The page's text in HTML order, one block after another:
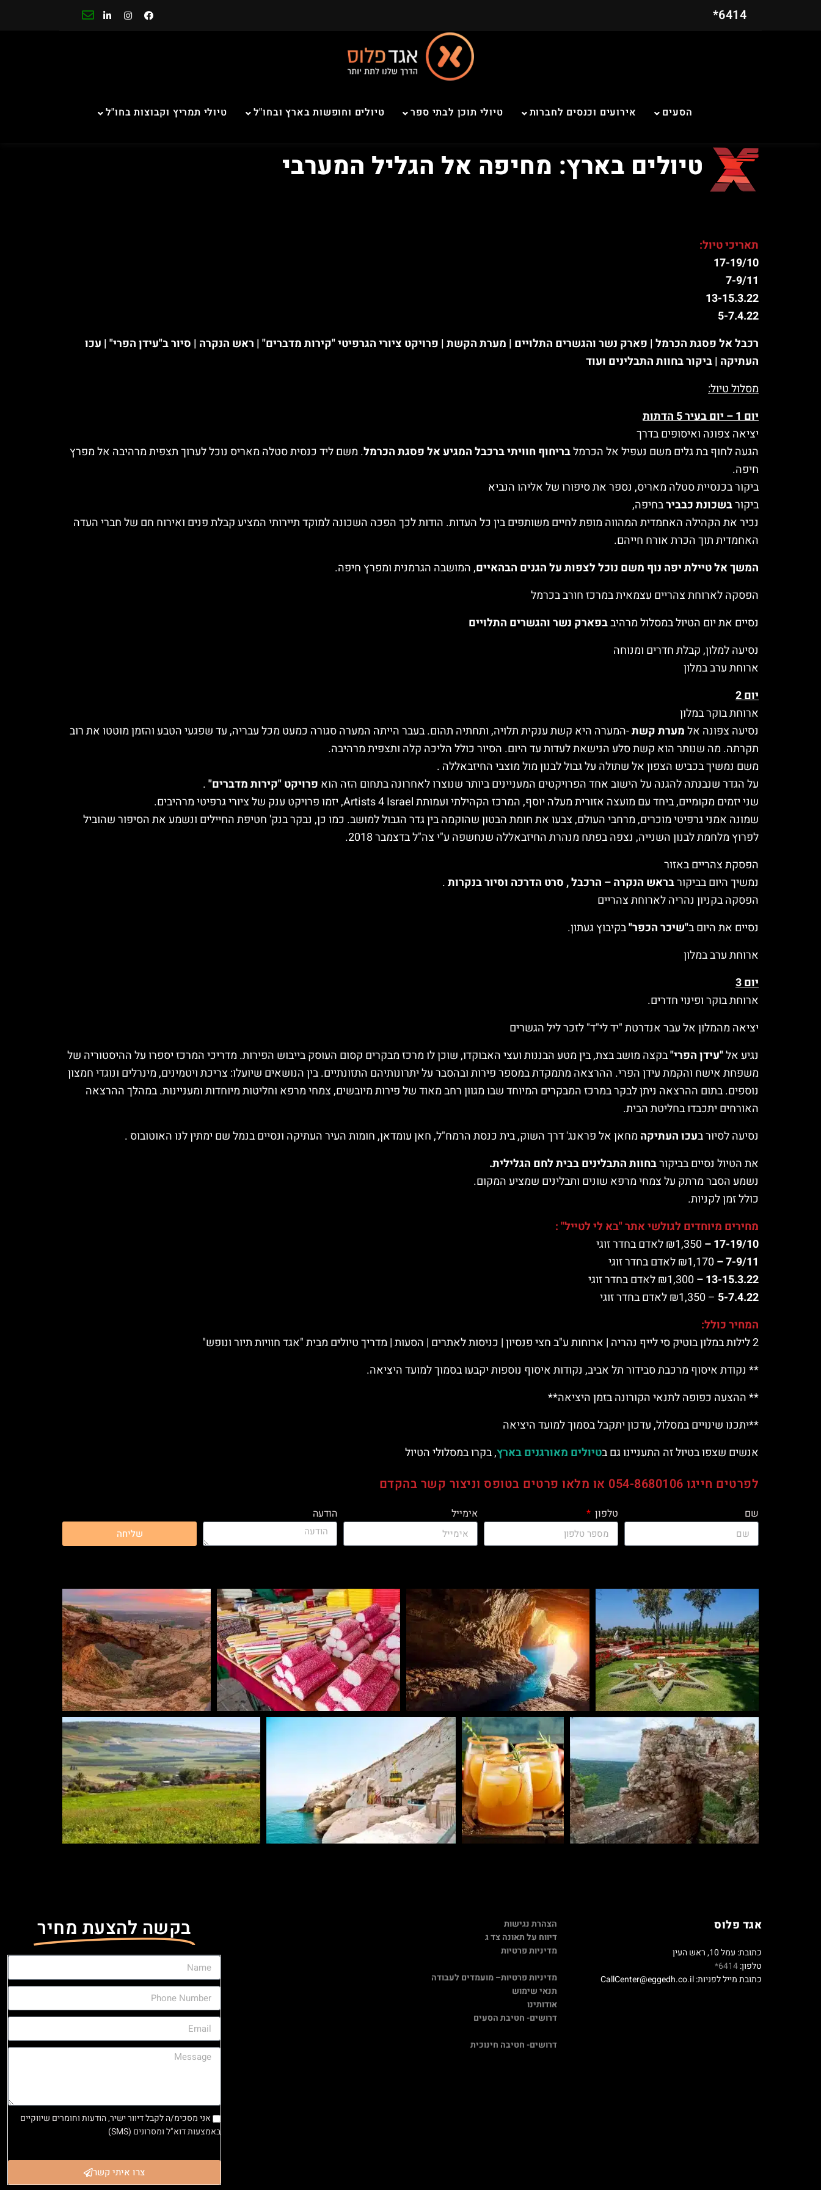
6414*
הסעים אירועים וכנסים לחברות טיולי תוכן לבתי ספר טיולים וחופשות בארץ ובחו"ל טיולי תמריץ וקבוצות בחו"ל
טיולים בארץ: מחיפה אל הגליל המערבי
תאריכי טיול:
17-19/10
7-9/11
13-15.3.22
5-7.4.22
רכבל אל פסגת הכרמל | פארק נשר והגשרים התלויים | מערת הקשת | פרויקט ציורי הגרפיטי "קירות מדברים" | ראש הנקרה | סיור ב"עידן הפרי" | עכו
העתיקה | ביקור בחוות התבלינים ועוד
מסלול טיול:
יום 1 – יום בעיר 5 הדתות
יציאה צפונה ואיסופים בדרך
הגעה לחוף בת גלים משם נעפיל אל הכרמלבריחוף חוויתי ברכבל המגיע אל פסגת הכרמל. משם ליד כנסית סטלה מאריס נוכל לערוך תצפית מרהיבה אל מפרץ
חיפה.
ביקור בכנסיית סטלה מאריס, נספר את סיפורו של אליהו הנביא
ביקורבשכונת כבבירבחיפה,
נכיר את הקהילה האחמדית המהווה מופת לחיים משותפים בין כל העדות. הודות לכך הפכה השכונה למוקד תיירותי המציע קבלת פנים ואירוח חם של חברי העדה
האחמדית תוך הכרת אורח חייהם.
המשך אל טיילת יפה נוף משם נוכל לצפות על הגנים הבהאיים, המושבה הגרמנית ומפרץ חיפה.
הפסקה לארוחת צהריים עצמאית במרכז חורב בכרמל
נסיים את יום הטיול במסלול מרהיבבפארק נשר והגשרים התלויים
נסיעה למלון, קבלת חדרים ומנוחה
ארוחת ערב במלון
יום 2
ארוחת בוקר במלון
נסיעה צפונה אלמערת קשת-המערה היא קשת ענקית תלויה, ותחתיה תהום. בעבר הייתה המערה סגורה כמעט מכל עבריה, עד שפגעי הטבע והזמן מוטטו את רוב
תקרתה. מה שנותר הוא קשת סלע הנישאת לעדות עד היום. הסיור כולל הליכה קלה ותצפית מרהיבה.
משם נמשיך בכביש הצפון אל שתולה על גבול לבנון מול מוצבי החיזבאללה .
על הגדר שנבנתה להגנה על הישוב אחד הפרויקטים המעניינים ביותר שנוצרו לאחרונה בתחום הזה הוא פרויקט "קירות מדברים".
שני יזמים מקומיים, ביחד עם מועצה אזורית מעלה יוסף, המרכז הקהילתי ועמותת Artists 4 Israel, יזמו פרויקט ענק של ציורי גרפיטי מרהיבים.
שמונה אמני גרפיטי מוכרים, מרחבי העולם, צבעו את חומת הבטון שהוקמה בין גדר הגבול למושב. כמו כן, נבקר בנק' חטיפת החיילים ונשמע את הסיפור שהוביל
לפרוץ מלחמת לבנון השנייה, נצפה בפתח מנהרת החיזבאללה שנחשפה ע"י צה"ל בדצמבר 2018.
הפסקת צהריים באזור
נמשיך היום בביקורבראש הנקרה – הרכבל , סרט הדרכה וסיור בנקרות.
הפסקה בקניון נהריה לארוחת צהריים
נסיים את היום ב"שיכר הכפר"בקיבוץ געתון.
ארוחת ערב במלון
יום 3
ארוחת בוקר ופינוי חדרים.
יציאה מהמלון אל עבר אנדרטת "יד לי"ד" לזכר ליל הגשרים
נגיע אל"עידן הפרי"בקצה מושב בצת, בין מטע הבננות ועצי האבוקדו, שוכן לו מרכז מבקרים קסום העוסק בייבוש הפירות. מדריכי המרכז יספרו על ההיסטוריה של
משפחת אישח והקמת עידן הפרי. ההרצאה מתמקדת במספר פירות ובהסבר על יתרונותיהם התזונתיים. בין הנושאים שיועלו: צריכת ויטמינים, מינרלים ונוגדי חמצון
נוספים. בתום ההרצאה ניתן לבקר במרכז המבקרים המיוחד שבו מגוון רחב מאוד של פירות מיובשים, צמחי מרפא וחליטות מיוחדות ומעניינות. במהלך ההרצאה
האורחים יתכבדו בחליטת הבית.
נסיעה לסיור בעכו העתיקה מחאן אל פראנג' דרך השוק, בית כנסת הרמח"ל, חאן עומדאן, חומות העיר העתיקה ונסיים בנמל שם ימתין לנו האוטובוס .
את הטיול נסיים בביקורבחוות התבלינים בבית לחם הגלילית.
נשמע הסבר מרתק על צמחי מרפא שונים ותבלינים שמציע המקום.
כולל זמן לקניות.
מחירים מיוחדים לגולשי אתר "בא לי לטייל" :
17-19/10 –
₪1,350 לאדם בחדר זוגי
7-9/11 –
₪1,170 לאדם בחדר זוגי
13-15.3.22 –
5-7.4.22 – ₪1,350 לאדם בחדר זוגי
המחיר כולל:
2 לילות במלון בוטיק סי לייף נהריה | ארוחות ע"ב חצי פנסיון | כניסות לאתרים | הסעות | מדריך טיולים מבית "אגד חוויות תיור ונופש"
** נקודת איסוף מרכבת סבידור תל אביב, נקודות איסוף נוספות יקבעו בסמוך למועד היציאה.
** ההצעה כפופה לתנאי הקורונה בזמן היציאה**
**יתכנו שינויים במסלול, עדכון יתקבל בסמוך למועד היציאה
אנשים שצפו בטיול זה התעניינו גם בטיולים מאורגנים בארץ, בקרו במסלולי הטיול
לפרטים חייגו 054-8680106 או מלאו פרטים בטופס וניצור קשר בהקדם
שם טלפון אימייל הודעה
שליחה
אגד פלוס
כתובת: עמל 10, ראש העין
טלפון:6414*
כתובת מייל לפניות: CallCenter@eggedh.co.il
הצהרת נגישות
דיווח על תאונה צד ג
מדיניות פרטיות
מדיניות פרטיות– מועמדים לעבודה
תנאי שימוש
אודותינו
דרושים- חטיבת הסעים
דרושים- חטיבה חינוכית
בקשה להצעת מחיר
אני מסכימ/ה לקבל דיוור ישיר, הודעות וחומרים שיווקיים
באמצעות דוא"ל ומסרונים (SMS)
צרו איתי קשר